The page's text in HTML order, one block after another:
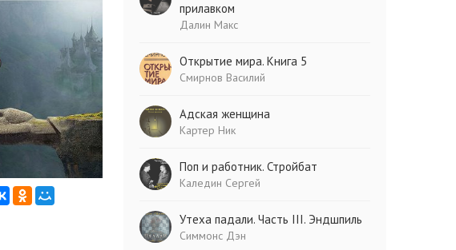
прилавком
Далин Макс
Открытие мира. Книга 5
Смирнов Василий
Адская женщина
Картер Ник
Поп и работник. Стройбат
Каледин Сергей
Утеха падали. Часть III. Эндшпиль
Симмонс Дэн